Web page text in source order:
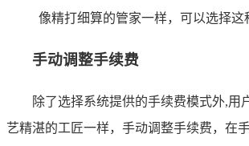
像精打细算的管家一样，可以选择这
手动调整手续费
除了选择系统提供的手续费模式外,用
艺精湛的工匠一样，手动调整手续费，在